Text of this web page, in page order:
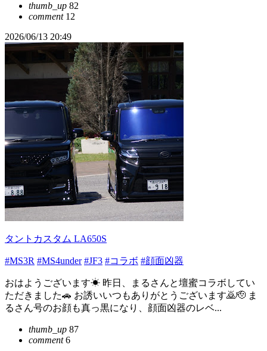
thumb_up 82
comment12
2026/06/13 20:49
タントカスタム LA650S
#MS3R #MS4under #JF3 #コラボ #顔面凶器
おはようございます☀ 昨日、まるさんと壇蜜コラボしてい
ただきました🚗 お誘いいつもありがとうございます🙇🫡 ま
るさん号のお顔も真っ黒になり、顔面凶器のレベ...
thumb_up 87
comment6